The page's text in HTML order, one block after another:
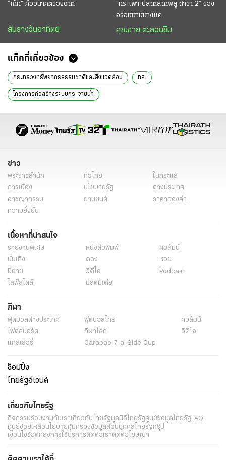
“เด็ก” คืออนาคตของชาติ
สับรางวันอาทิตย์
“กระเพาะปลาตลาดพลู สาขา 2” ของ
อร่อยย่านบางแค
คุณชาย ตะลอนชิม
แท็กที่เกี่ยวข้อง
กระทรวงทรัพยากรธรรมชาติและสิ่งแวดล้อม ทส.
โครงการก่อสร้างระบบกระจายน้ำ
โครงการพัฒนาพื้นที่ป่า ข่าววันนี้ ไทยรัฐฉบับพิมพ์
ข่าว
พระราชสำนัก ทั่วไทย
ในกระแส
การเมือง
นโยบายรัฐ
ต่างประเทศ
อาชญากรรม
ยานยนต์
ราคาทองคำ
ความยั่งยืน
เนื้อหาที่น่าสนใจ
รายงานพิเศษ หนังสือพิมพ์
คอลัมน์
บันเทิง
ดวง
หวย
นิยาย
วิดีโอ
Podcast
ไลฟ์สไตล์
มัลติมีเดีย
กีฬา
ฟุตบอลต่่างประเทศ ฟุตบอลไทย
คอลัมน์
ไฟต์สปอร์ต
กีฬาโลก
วิดีโอ
แกลเลอรี่
Carabao 7-a-Side Cup
ช็อปปิ้ง
ไทยรัฐอีเวนต์
เกี่ยวกับไทยรัฐ
กิจกรรมร่วมงานกับเราเกี่ยวกับไทยรัฐมูลนิธิไทยรัฐศูนย์ข้อมูลไทยรัฐFAQ
ศูนย์ช่วยเหลือนโยบายคุ้มครองข้อมูลส่วนบุคคลไทยรัฐกรุ๊ป
เงื่อนไขข้อตกลงการใช้บริการติดต่อเราติดต่อโฆษณา